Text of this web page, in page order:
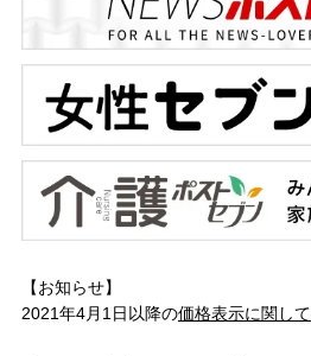
【お知らせ】
2021年4月1日以降の価格表示に関して